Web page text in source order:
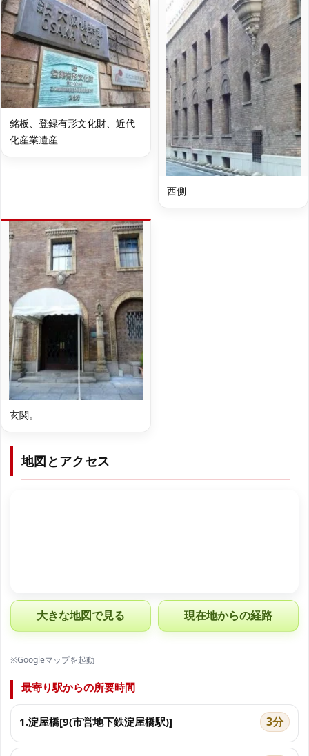
銘板、登録有形文化財、近代
化産業遺産
西側
玄関。
地図とアクセス
大きな地図で見る 現在地からの経路
※Googleマップを起動
最寄り駅からの所要時間
1.淀屋橋[9(市営地下鉄淀屋橋駅)] 3分